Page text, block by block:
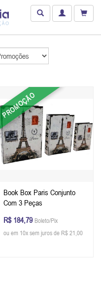
PROMOÇÃO
Book Box Paris Conjunto
Com 3 Peças
R$ 184,79 Boleto/Pix
ou em 10x sem juros de R$ 21,00